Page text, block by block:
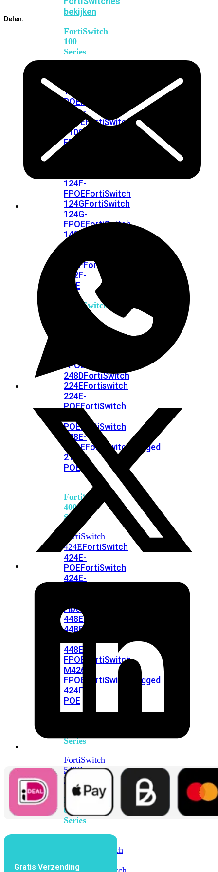
bekijken
FortiSwitch
100
Series
108F-
POEFortiSwitch
108F-
FPOEFortiSwitch
110G-
FPOE
124F-
FPOEFortiSwitch
124GFortiSwitch
124G-
FPOEFortiSwitch
148F
108FFortiSwitchRugged
112F-
POE
FortiSwitch
FPOE
248DFortiSwitch
224EFortiswitch
224E-
POEFortiSwitch
POEFortiSwitch
248E-
FPOEFortiSwitchRugged
216F-
POE
FortiSwitch
400
Series
FortiSwitch
424EFortiSwitch
424E-
POEFortiSwitch
424E-
Fiber
448EFortiSwitch
448E-
448E-
FPOE
FortiSwitch
M426E-
FPOE
FortiSwitchRugged
424F-
POE
Series
FortiSwitch
548D-
FPOE
FortiSwitch
600
Series
FortiSwitch
FPOE
FortiSwitch
Delen:
Gratis Verzending